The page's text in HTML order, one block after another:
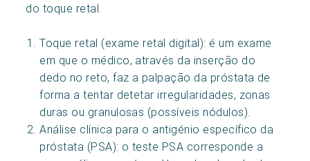
do toque retal.
Toque retal (exame retal digital): é um exame
em que o médico, através da inserção do
dedo no reto, faz a palpação da próstata de
forma a tentar detetar irregularidades, zonas
duras ou granulosas (possíveis nódulos).
Análise clínica para o antigénio específico da
próstata (PSA): o teste PSA corresponde a